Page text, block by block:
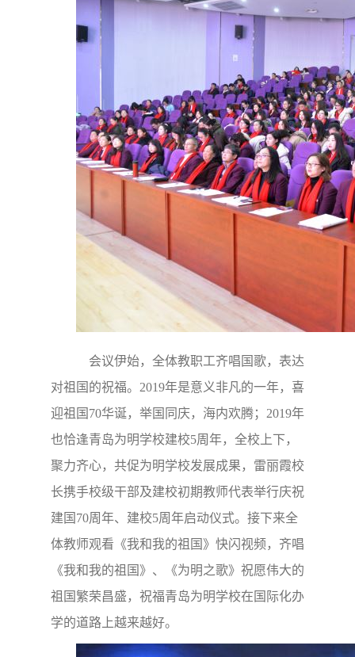
会议伊始，全体教职工齐唱国歌，表达
对祖国的祝福。2019年是意义非凡的一年，喜
迎祖国70华诞，举国同庆，海内欢腾；2019年
也恰逢青岛为明学校建校5周年，全校上下，
聚力齐心，共促为明学校发展成果，雷丽霞校
长携手校级干部及建校初期教师代表举行庆祝
建国70周年、建校5周年启动仪式。接下来全
体教师观看《我和我的祖国》快闪视频，齐唱
《我和我的祖国》、《为明之歌》祝愿伟大的
祖国繁荣昌盛，祝福青岛为明学校在国际化办
学的道路上越来越好。